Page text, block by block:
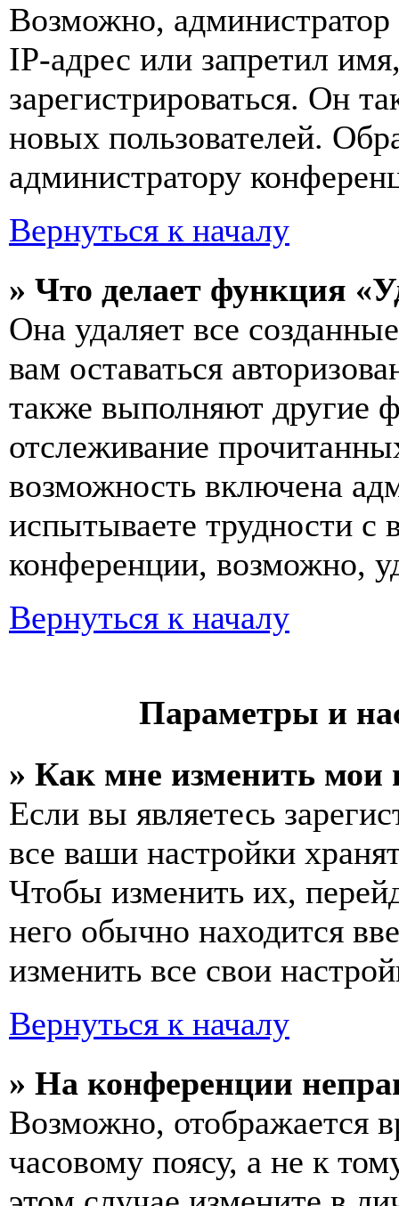
Возможно,
IP-адрес или запретил
зарегистрироваться. Он
новых пользователей.
администратору
Вернуться к началу
» Что делает функция
Она удаляет все
вам оставаться
также выполняют другие
отслеживание
возможность включена
испытываете трудности с
конференции, возможно,
Вернуться к началу
Параметры и
» Как мне изменить мои
Если вы являетесь
все ваши настройки
Чтобы изменить их,
него обычно находится
изменить все свои
Вернуться к началу
» На конференции
Возможно, отображается
часовому поясу, а не к